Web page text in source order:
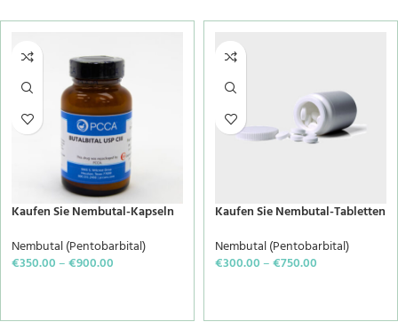
Kaufen Sie Nembutal-Kapseln
Nembutal (Pentobarbital)
€350.00–€900.00
Kaufen Sie Nembutal-Tabletten
Nembutal (Pentobarbital)
€300.00–€750.00